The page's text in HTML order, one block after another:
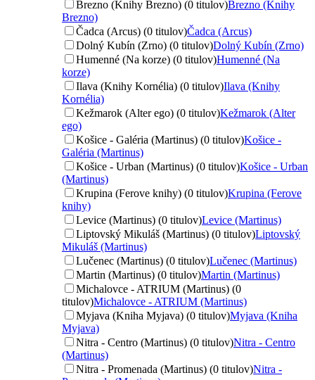
Brezno (Knihy Brezno) (0 titulov)Brezno (Knihy
Brezno)
Čadca (Arcus) (0 titulov)Čadca (Arcus)
Dolný Kubín (Zrno) (0 titulov)Dolný Kubín (Zrno)
Humenné (Na korze) (0 titulov)Humenné (Na
korze)
Ilava (Knihy Kornélia) (0 titulov)Ilava (Knihy
Kornélia)
Kežmarok (Alter ego) (0 titulov)Kežmarok (Alter
ego)
Košice - Galéria (Martinus) (0 titulov)Košice -
Galéria (Martinus)
Košice - Urban (Martinus) (0 titulov)Košice - Urban
(Martinus)
Krupina (Ferove knihy) (0 titulov)Krupina (Ferove
knihy)
Levice (Martinus) (0 titulov)Levice (Martinus)
Liptovský Mikuláš (Martinus) (0 titulov)Liptovský
Mikuláš (Martinus)
Lučenec (Martinus) (0 titulov)Lučenec (Martinus)
Martin (Martinus) (0 titulov)Martin (Martinus)
Michalovce - ATRIUM (Martinus) (0
titulov)Michalovce - ATRIUM (Martinus)
Myjava (Kniha Myjava) (0 titulov)Myjava (Kniha
Myjava)
Nitra - Centro (Martinus) (0 titulov)Nitra - Centro
(Martinus)
Nitra - Promenada (Martinus) (0 titulov)Nitra -